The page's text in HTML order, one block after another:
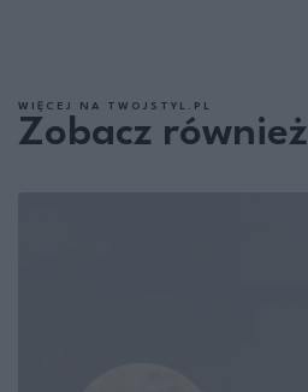
WIĘCEJ NA TWOJSTYL.PL
Zobacz również